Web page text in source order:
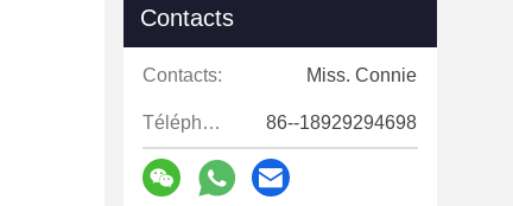
Contacts
Contacts: Miss. Connie
Téléphone: 86--18929294698